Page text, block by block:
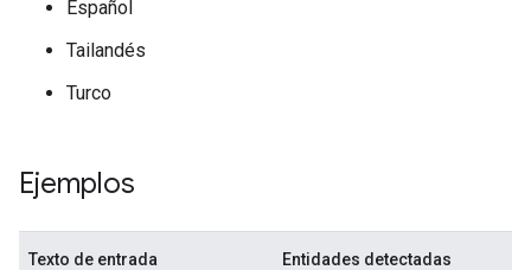
Español
Tailandés
Turco
Ejemplos
Texto de entrada Entidades detectadas